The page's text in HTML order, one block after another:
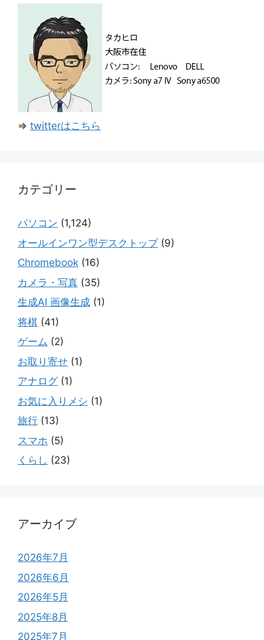
⇒ twitterはこちら
カテゴリー
パソコン (1,124)
オールインワン型デスクトップ(9)
Chromebook (16)
カメラ・写真 (35)
生成AI 画像生成 (1)
将棋 (41)
ゲーム (2)
お取り寄せ (1)
アナログ(1)
お気に入りメシ (1)
旅行 (13)
スマホ (5)
くらし (23)
アーカイブ
2026年7月
2026年6月
2026年5月
2025年8月
2025年7月